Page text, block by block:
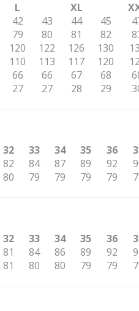
L XL
42 43 44 45
79 80 81 82
120 122 126 130
110 113 117 120
66 66 67 68
27 27 28 29
32 33 34 35 36
82 84 87 89 92
80 79 79 79 79
32 33 34 35 36
81 84 86 89 92
81 80 80 79 79